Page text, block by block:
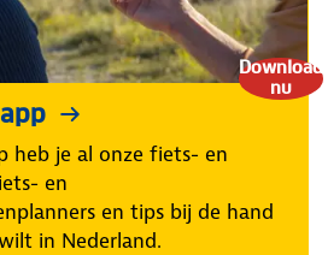
Download
nu
heb je al onze fiets- en
en
en tips bij de hand
in Nederland.